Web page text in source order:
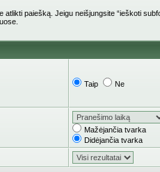
paiešką. Jeigu neišjungsite “ieškoti
Taip Ne
Mažėjančia tvarka
Didėjančia tvarka